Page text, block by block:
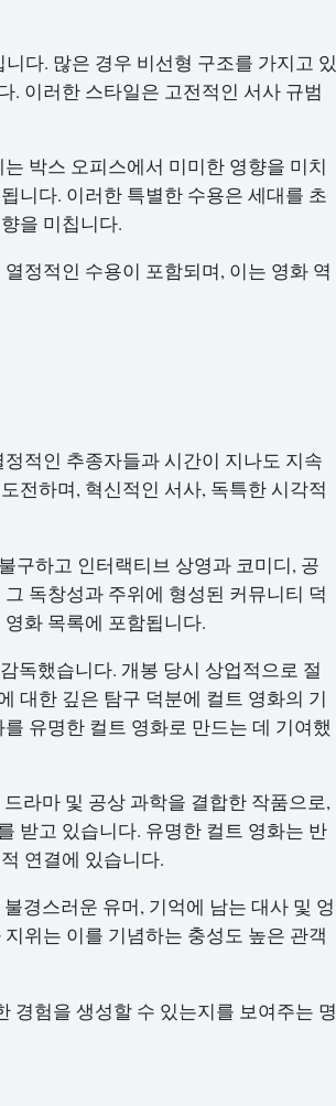
다. 많은 경우 비선형 구조를 가지고 있
. 이러한 스타일은 고전적인 서사 규범
박스 오피스에서 미미한 영향을 미치
니다. 이러한 특별한 수용은 세대를 초
을 미칩니다.
정적인 수용이 포함되며, 이는 영화 역
적인 추종자들과 시간이 지나도 지속
전하며, 혁신적인 서사, 독특한 시각적
구하고 인터랙티브 상영과 코미디, 공
독창성과 주위에 형성된 커뮤니티 덕
화 목록에 포함됩니다.
독했습니다. 개봉 당시 상업적으로 절
대한 깊은 탐구 덕분에 컬트 영화의 기
유명한 컬트 영화로 만드는 데 기여했
라마 및 공상 과학을 결합한 작품으로,
받고 있습니다. 유명한 컬트 영화는 반
연결에 있습니다.
경스러운 유머, 기억에 남는 대사 및 엉
위는 이를 기념하는 충성도 높은 관객
경험을 생성할 수 있는지를 보여주는 명